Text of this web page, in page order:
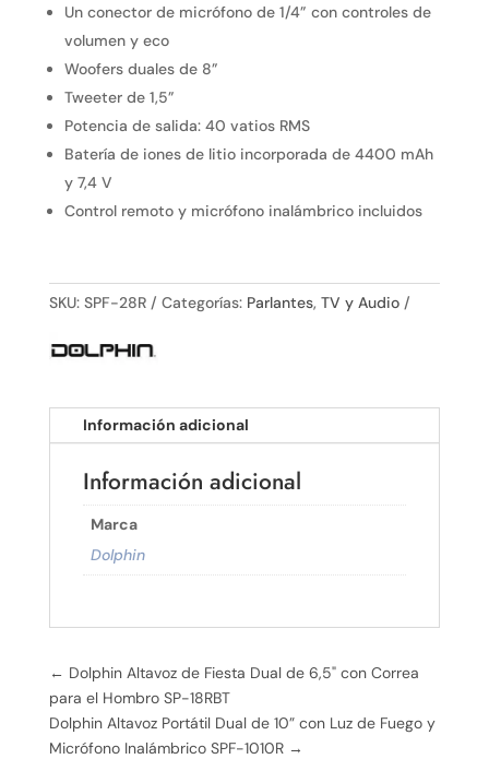
Un conector de micrófono de 1/4” con controles de
volumen y eco
Woofers duales de 8”
Tweeter de 1,5”
Potencia de salida: 40 vatios RMS
Batería de iones de litio incorporada de 4400 mAh
y 7,4 V
Control remoto y micrófono inalámbrico incluidos
SKU: SPF-28R Categorías: Parlantes, TV y Audio
Información adicional
Información adicional
Marca
Dolphin
← Dolphin Altavoz de Fiesta Dual de 6,5" con Correa
para el Hombro SP-18RBT
Dolphin Altavoz Portátil Dual de 10” con Luz de Fuego y
Micrófono Inalámbrico SPF-1010R→